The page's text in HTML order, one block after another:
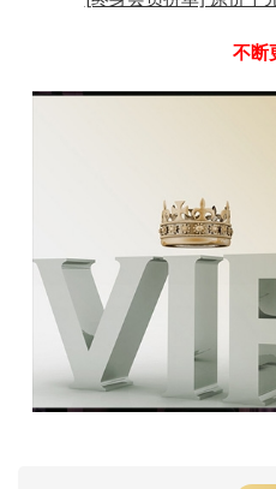
不断